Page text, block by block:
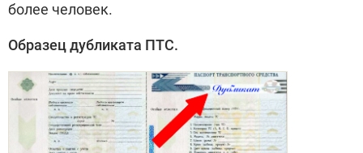
более человек.
Образец дубликата ПТС.